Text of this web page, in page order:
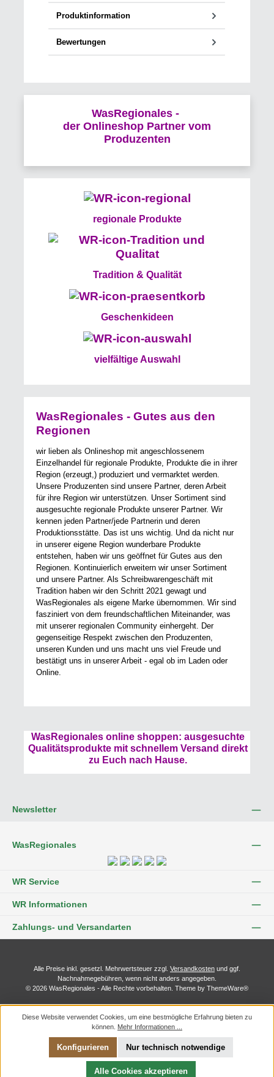
Produktinformation
Bewertungen
WasRegionales -
der Onlineshop Partner vom
Produzenten
regionale Produkte
Tradition & Qualität
Geschenkideen
vielfältige Auswahl
WasRegionales - Gutes aus den
Regionen
wir lieben als Onlineshop mit angeschlossenem
Einzelhandel für regionale Produkte, Produkte die in ihrer
Region (erzeugt,) produziert und vermarktet werden.
Unsere Produzenten sind unsere Partner, deren Arbeit
für ihre Region wir unterstützen. Unser Sortiment sind
ausgesuchte regionale Produkte unserer Partner. Wir
kennen jeden Partner/jede Partnerin und deren
Produktionsstätte. Das ist uns wichtig. Und da nicht nur
in unserer eigene Region wunderbare Produkte
entstehen, haben wir uns geöffnet für Gutes aus den
Regionen. Kontinuierlich erweitern wir unser Sortiment
und unsere Partner. Als Schreibwarengeschäft mit
Tradition haben wir den Schritt 2021 gewagt und
WasRegionales als eigene Marke übernommen. Wir sind
fasziniert von dem freundschaftlichen Miteinander, was
mit unserer regionalen Community einhergeht. Der
gegenseitige Respekt zwischen den Produzenten,
unseren Kunden und uns macht uns viel Freude und
bestätigt uns in unserer Arbeit - egal ob im Laden oder
Online.
WasRegionales online shoppen: ausgesuchte
Qualitätsprodukte mit schnellem Versand direkt
zu Euch nach Hause.
Newsletter
WasRegionales
WR Service
WR Informationen
Zahlungs- und Versandarten
Alle Preise inkl. gesetzl. Mehrwertsteuer zzgl. Versandkosten und ggf.
Nachnahmegebühren, wenn nicht anders angegeben.
© 2026 WasRegionales - Alle Rechte vorbehalten. Theme by ThemeWare®
Diese Website verwendet Cookies, um eine bestmögliche Erfahrung bieten zu
können. Mehr Informationen ...
Nur technisch notwendige
Konfigurieren
Alle Cookies akzeptieren